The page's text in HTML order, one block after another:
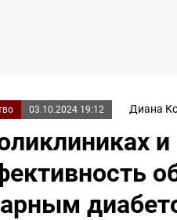
03.10.2024 19:12 Диана